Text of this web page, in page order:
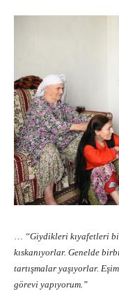
… “Giydikleri kıyafetleri
kıskanıyorlar. Genelde
tartışmalar yaşıyorlar.
görevi yapıyorum.”